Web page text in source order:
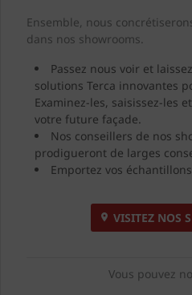
Ensemble, nous
dans nos showrooms.
Passez nous voir et
solutions Terca innovantes
Examinez-les, saisissez-les
votre future façade.
Nos conseillers de nos
prodigueront de larges
Emportez vos
VISITEZ NOS
Vous pouvez